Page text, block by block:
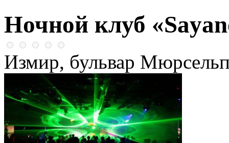
Ночной клуб
Измир, бульвар